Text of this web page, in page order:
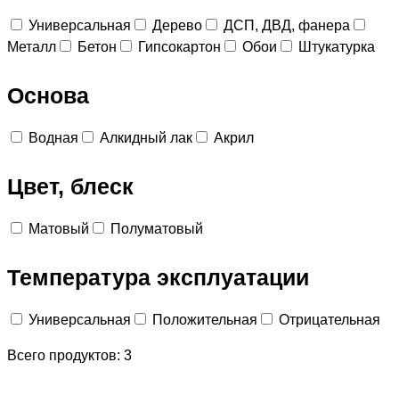
Универсальная Дерево
ДСП, ДВД, фанера
Металл
Бетон Гипсокартон Обои Штукатурка
Основа
Водная Алкидный лак Акрил
Цвет, блеск
Матовый Полуматовый
Температура эксплуатации
Универсальная Положительная Отрицательная
Всего продуктов: 3